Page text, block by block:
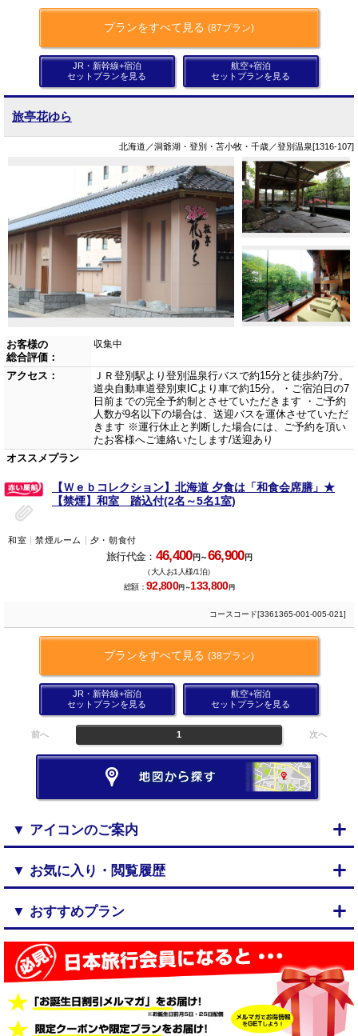
プランをすべて見る (87プラン)
JR・新幹線+宿泊
セットプランを見る
航空+宿泊
セットプランを見る
旅亭花ゆら
北海道／洞爺湖・登別・苫小牧・千歳／登別温泉[1316-107]
お客様の
総合評価：
収集中
アクセス：
ＪＲ登別駅より登別温泉行バスで約15分と徒歩約7分。
道央自動車道登別東ICより車で約15分。・ご宿泊日の7
日前までの完全予約制とさせていただきます ・ご予約
人数が9名以下の場合は、送迎バスを運休させていただ
きます ※運行休止と判断した場合には、ご予約を頂い
たお客様へご連絡いたします/送迎あり
オススメプラン
【Ｗｅｂコレクション】北海道 夕食は「和食会席膳」★
【禁煙】和室 踏込付(2名～5名1室)
和室 禁煙ルーム 夕・朝食付
旅行代金： 46,400円～66,900円
（大人お1人様/1泊）
総額：92,800円～133,800円
コースコード[3361365-001-005-021]
プランをすべて見る (38プラン)
JR・新幹線+宿泊
セットプランを見る
航空+宿泊
セットプランを見る
前へ 1 次へ
▼ アイコンのご案内
▼ お気に入り・閲覧履歴
▼ おすすめプラン